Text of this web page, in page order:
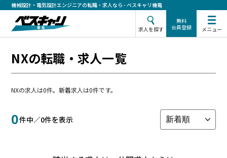
機械設計・電気設計エンジニアの転職・求人なら - ベスキャリ機電
求人を探す
無料
会員登録
メニュー
NXの転職・求人一覧
NXの求人は0件。新着求人は0件です。
0件中／0件を表示